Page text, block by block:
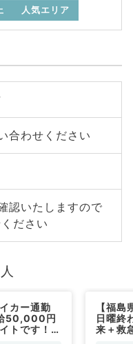
人気エリア
合わせください
認いたしますので
ださい
カー通勤
50,000円
トです！
【福
日曜終
来＋救